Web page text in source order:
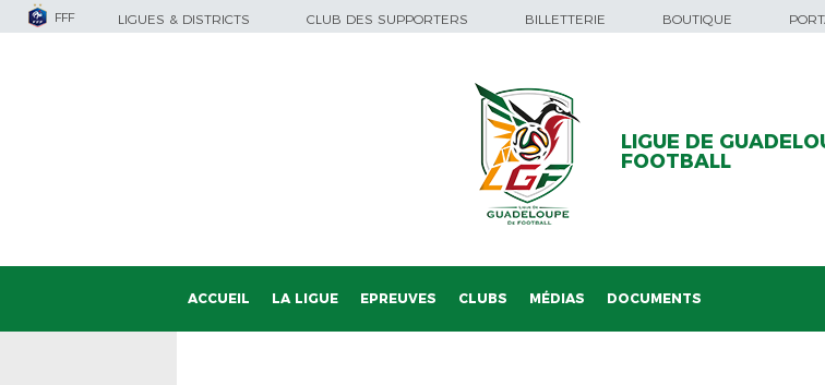
FFF LIGUES & DISTRICTS CLUB DES SUPPORTERS BILLETTERIE BOUTIQUE
LIGUE DE
FOOTBALL
ACCUEIL LA LIGUE EPREUVES CLUBS MÉDIAS DOCUMENTS